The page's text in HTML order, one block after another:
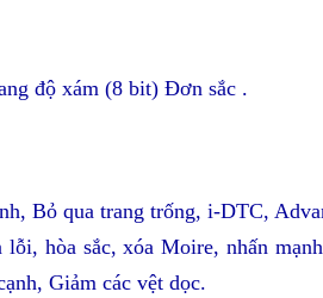
độ xám (8 bit) Đơn sắc .
Bỏ qua trang trống, i-DTC,
hòa sắc, xóa Moire, nhấn
Giảm các vệt dọc.